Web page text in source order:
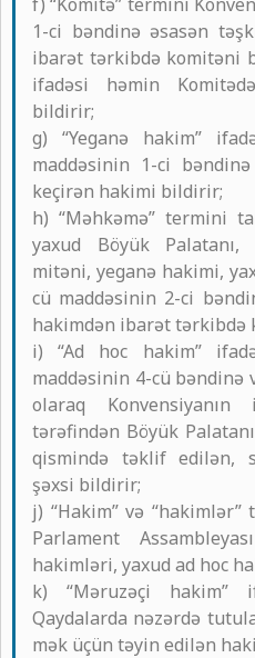
1-ci bəndinə əsasən
ibarət tərkibdə komitəni
ifadəsi həmin
bildirir;
g) “Yeganə hakim”
maddəsinin 1-ci
keçirən hakimi bildirir;
h) “Məhkəmə” termini
yaxud Böyük Palatanı,
mitəni, yeganə hakimi,
cü maddəsinin 2-ci
hakimdən ibarət tərkibdə
i) “Ad hoc hakim”
maddəsinin 4-cü bəndinə
olaraq
tərəfindən Böyük
qismində təklif edilən,
şəxsi bildirir;
j) “Hakim” və “hakimlər”
Parlament
hakimləri, yaxud ad hoc
k) “Məruzəçi hakim”
Qaydalarda nəzərdə
mək üçün təyin edilən